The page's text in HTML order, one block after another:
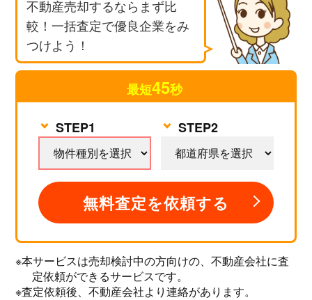
不動産売却するならまず比
較！一括査定で優良企業をみ
つけよう！
最短45秒
無料査定を依頼する
STEP1 STEP2
無料査定を依頼する
※本サービスは売却検討中の方向けの、不動産会社に査
定依頼ができるサービスです。
※査定依頼後、不動産会社より連絡があります。